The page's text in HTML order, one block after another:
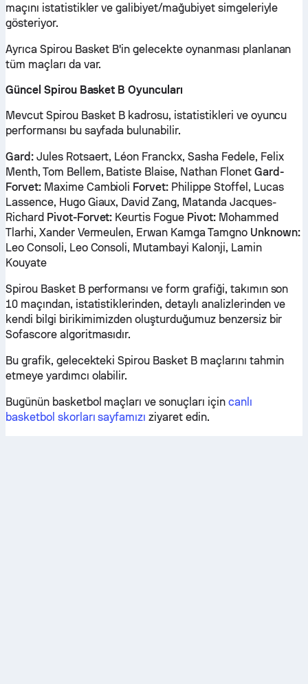
maçını istatistikler ve galibiyet/mağubiyet simgeleriyle
gösteriyor.
Ayrıca Spirou Basket B'in gelecekte oynanması planlanan
tüm maçları da var.
Güncel Spirou Basket B Oyuncuları
Mevcut Spirou Basket B kadrosu, istatistikleri ve oyuncu
performansı bu sayfada bulunabilir.
Gard:Jules Rotsaert, Léon Franckx, Sasha Fedele, Felix
Menth, Tom Bellem, Batiste Blaise, Nathan Flonet Gard-
Forvet:Maxime Cambioli Forvet: Philippe Stoffel, Lucas
Lassence, Hugo Giaux, David Zang, Matanda Jacques-
Richard Pivot-Forvet: Keurtis Fogue Pivot:Mohammed
Tlarhi, Xander Vermeulen, Erwan Kamga Tamgno Unknown:
Leo Consoli, Leo Consoli, Mutambayi Kalonji, Lamin
Kouyate
Spirou Basket B performansı ve form grafiği, takımın son
10 maçından, istatistiklerinden, detaylı analizlerinden ve
kendi bilgi birikimimizden oluşturduğumuz benzersiz bir
Sofascore algoritmasıdır.
Bu grafik, gelecekteki Spirou Basket B maçlarını tahmin
etmeye yardımcı olabilir.
Bugünün basketbol maçları ve sonuçları için canlı
basketbol skorları sayfamızı ziyaret edin.